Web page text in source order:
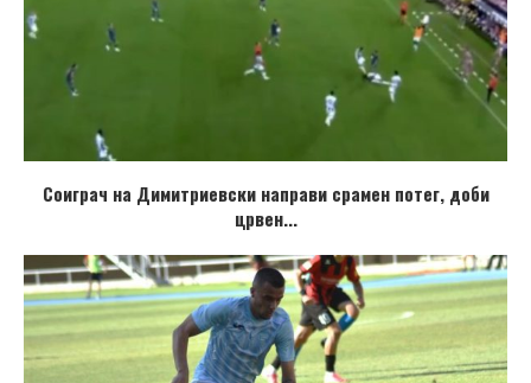
Соиграч на Димитриевски направи срамен потег, доби
црвен...